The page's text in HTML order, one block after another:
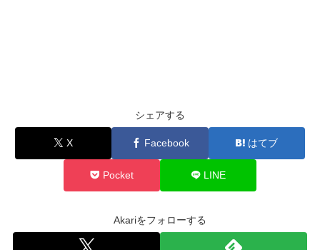
シェアする
X Facebook はてブ
Pocket LINE
Akariをフォローする